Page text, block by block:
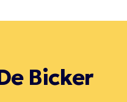
Bicker